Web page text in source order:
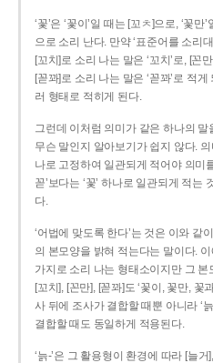
‘꽃’은 ‘꽃이’일 때는 [꼬ㅊ]으로, ‘꽃만
으로 소리 난다. 만약 ‘표준어를 소리
[꼬치]로 소리 나는 말은 ‘꼬치’로, [꼰
[꼳꽈]로 소리 나는 말은 ‘꼳꽈’로 적
러 형태로 적히게 된다.
그런데 이처럼 의미가 같은 하나의 말
무슨 말인지 알아보기가 쉽지 않다.
나로 고정하여 일관되게 적어야 의미
꼳’보다는 ‘꽃’ 하나로 일관되게 적는
다.
‘어법에 맞도록 한다’는 것은 이와 같
의 본모양을 밝혀 적는다는 말이다. 이
가지로 소리 나는 형태소이지만 그 본
[꼬치], [꼰만], [꼳꽈]도 ‘꽃이, 꽃만, 꽃
사 뒤에 조사가 결합할 때뿐 아니라 ‘
결합할 때도 동일하게 적용된다.
‘늙-’은 그 활용형이 환경에 따라 [늘